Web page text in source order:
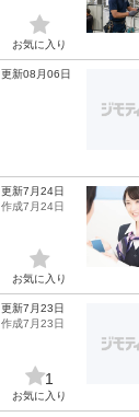
お気に入り
更新08月06日
更新7月24日
作成7月24日
お気に入り
更新7月23日
作成7月23日
1
お気に入り